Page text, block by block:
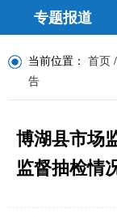
专题报道
当前位置： 首页 /
告
博湖县市场
监督抽检情